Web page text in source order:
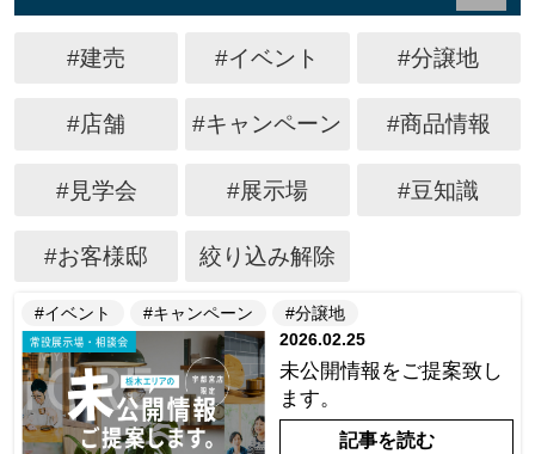
#建売 #イベント #分譲地
#店舗 #キャンペーン #商品情報
#見学会 #展示場 #豆知識
#お客様邸 絞り込み解除
#イベント #キャンペーン
#分譲地
2026.02.25
未公開情報をご提案致し
ます。
記事を読む